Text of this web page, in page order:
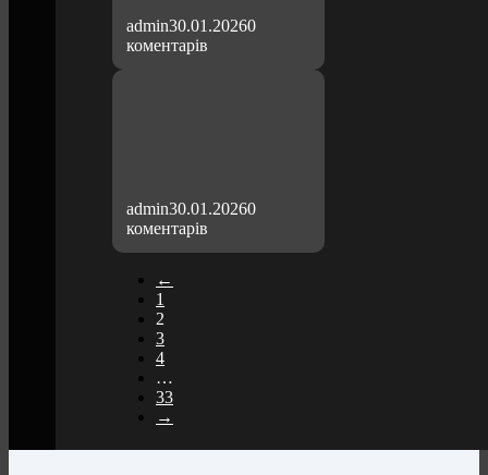
admin30.01.20260
коментарів
admin30.01.20260
коментарів
←
1
2
3
4
…
33
→